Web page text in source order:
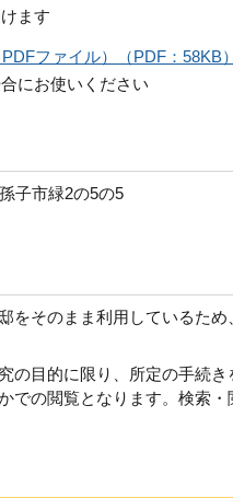
ます
ファイル）（PDF：58KB）
にお使いください
子市緑2の5の5
をそのまま利用しているた
の目的に限り、所定の手続
での閲覧となります。検索